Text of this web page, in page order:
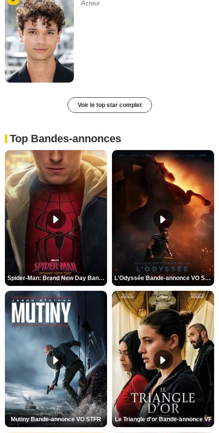
Acteur
Voir le top star complet
Top Bandes-annonces
Spider-Man: Brand New Day Bande-annonce VO STFR L'Odyssée Bande-annonce VO STFR
Mutiny Bande-annonce VO STFR Le Triangle d'or Bande-annonce VF